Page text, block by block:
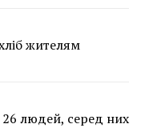
жителям
людей, серед них